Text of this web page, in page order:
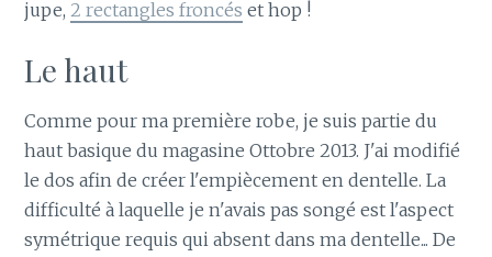
jupe,2 rectangles froncés et hop !
Le haut
Comme pour ma première robe, je suis partie du
haut basique du magasine Ottobre 2013. J'ai modifié
le dos afin de créer l'empiècement en dentelle. La
difficulté à laquelle je n'avais pas songé est l'aspect
symétrique requis qui absent dans ma dentelle... De